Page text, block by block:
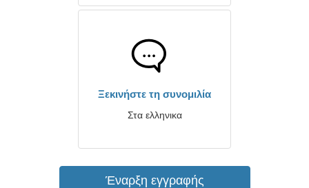
Ξεκινήστε τη συνομιλία
Στα ελληνικα
Έναρξη εγγραφής